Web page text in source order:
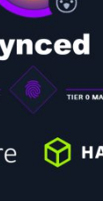
sem abandonar